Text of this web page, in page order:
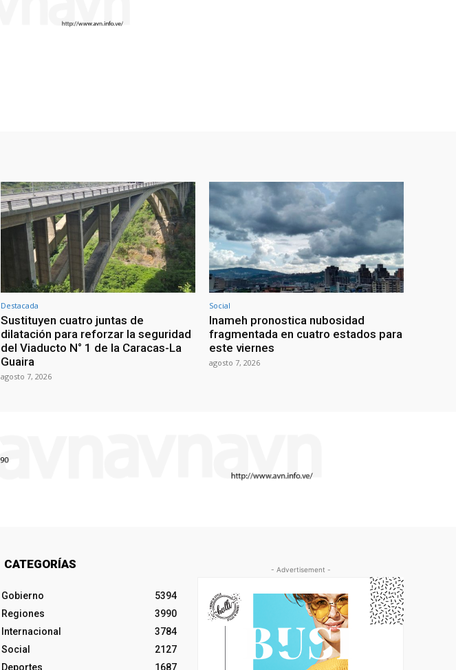
Destacada
Sustituyen cuatro juntas de
dilatación para reforzar la seguridad
del Viaducto N° 1 de la Caracas-La
Guaira
agosto 7, 2026
Social
Inameh pronostica nubosidad
fragmentada en cuatro estados para
este viernes
agosto 7, 2026
CATEGORÍAS
Gobierno
5394
Regiones
3990
Internacional
3784
Social
2127
Deportes
1687
- Advertisement -